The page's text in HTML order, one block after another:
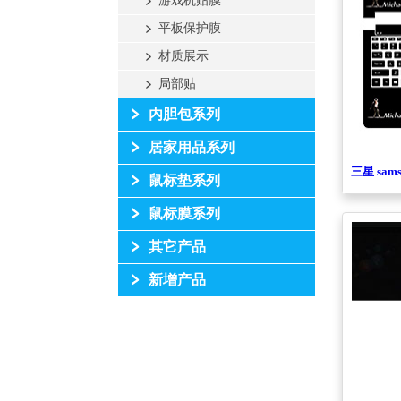
平板保护膜
材质展示
局部贴
内胆包系列
居家用品系列
鼠标垫系列
鼠标膜系列
其它产品
新增产品
三星